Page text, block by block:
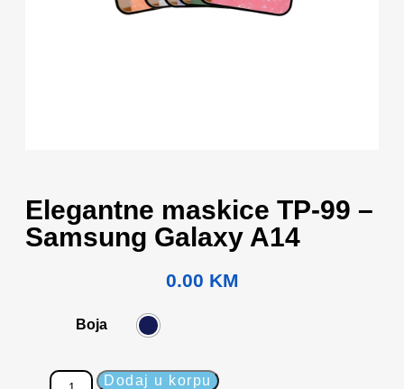
Elegantne maskice TP-99 –
Samsung Galaxy A14
0.00 KM
Boja
Dodaj u korpu